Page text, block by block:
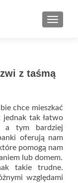
z taśmą
chce mieszkać
jednak tak łatwo
a tym bardziej
oferują nam
pomogą nam
lub domem.
takie trudne.
względami